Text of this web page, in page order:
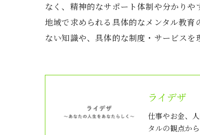
なく、精神的なサポート体制や分かり
地域で求められる具体的なメンタル教
ない知識や、具体的な制度・サービスを
ライデザ
仕事やお金、
タルの観点か